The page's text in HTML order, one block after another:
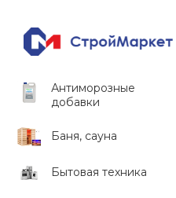
Антиморозные
добавки
Баня, сауна
Бытовая техника